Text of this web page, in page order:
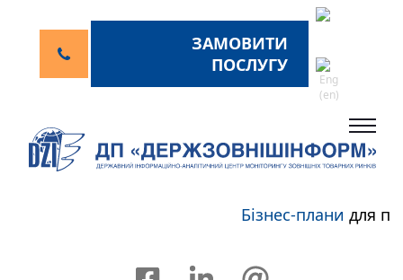
ЗАМОВИТИ
ПОСЛУГУ
Бізнес-планидля